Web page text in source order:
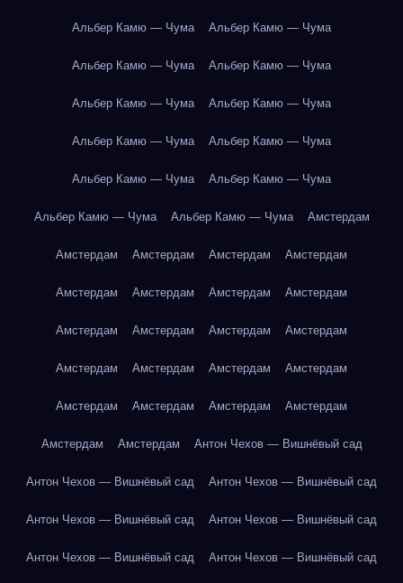
Альбер Камю — Чума Альбер Камю — Чума
Альбер Камю — Чума Альбер Камю — Чума
Альбер Камю — Чума Альбер Камю — Чума
Альбер Камю — Чума Альбер Камю — Чума
Альбер Камю — Чума Альбер Камю — Чума
Альбер Камю — Чума Альбер Камю — Чума Амстердам
Амстердам Амстердам Амстердам Амстердам
Амстердам Амстердам Амстердам Амстердам
Амстердам Амстердам Амстердам Амстердам
Амстердам Амстердам Амстердам Амстердам
Амстердам Амстердам Амстердам Амстердам
Амстердам Амстердам Антон Чехов — Вишнёвый сад
Антон Чехов — Вишнёвый сад Антон Чехов — Вишнёвый сад
Антон Чехов — Вишнёвый сад Антон Чехов — Вишнёвый сад
Антон Чехов — Вишнёвый сад Антон Чехов — Вишнёвый сад